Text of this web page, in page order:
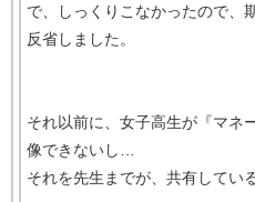
で、しっくりこなかったので、
反省しました。
それ以前に、女子高生が『マネ
像できないし…
それを先生までが、共有してい